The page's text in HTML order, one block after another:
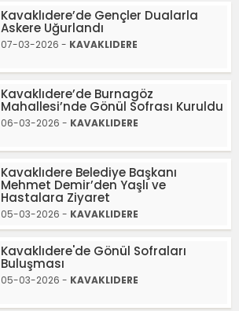
Kavaklıdere’de Gençler Dualarla
Askere Uğurlandı
07-03-2026 - KAVAKLIDERE
Kavaklıdere’de Burnagöz
Mahallesi’nde Gönül Sofrası Kuruldu
06-03-2026 - KAVAKLIDERE
Kavaklıdere Belediye Başkanı
Mehmet Demir’den Yaşlı ve
Hastalara Ziyaret
05-03-2026 - KAVAKLIDERE
Kavaklıdere'de Gönül Sofraları
Buluşması
05-03-2026 - KAVAKLIDERE